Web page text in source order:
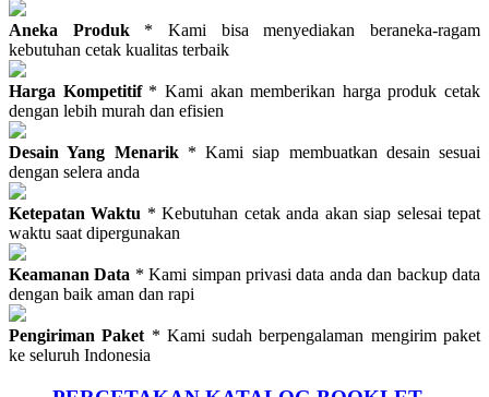
Aneka Produk * Kami bisa menyediakan beraneka-ragam
kebutuhan cetak kualitas terbaik
Harga Kompetitif* Kami akan memberikan harga produk cetak
dengan lebih murah dan efisien
Desain Yang Menarik* Kami siap membuatkan desain sesuai
dengan selera anda
Ketepatan Waktu * Kebutuhan cetak anda akan siap selesai tepat
waktu saat dipergunakan
Keamanan Data * Kami simpan privasi data anda dan backup data
dengan baik aman dan rapi
Pengiriman Paket * Kami sudah berpengalaman mengirim paket
ke seluruh Indonesia